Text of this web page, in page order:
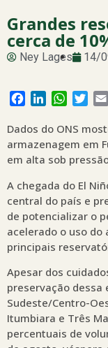
Grandes
cerca de
Ney Lages 14/
Facebook
LinkedIn
Dados do ONS
armazenagem em
em alta sob
A chegada do El
central do país e
de potencializar o
acelerado o uso do
principais
Apesar dos
preservação dessa
Sudeste/Centro-
Itumbiara e Três
percentuais de